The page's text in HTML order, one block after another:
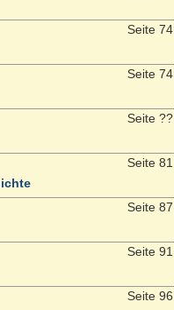
Seite 74
Seite 74
Seite ??
Seite 81
Seite 87
Seite 91
Seite 96